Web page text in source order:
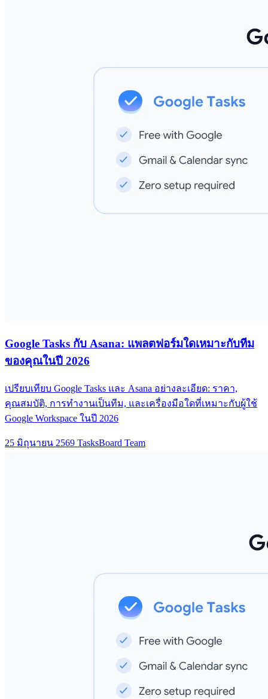
Google Tasks กับ Asana: แพลตฟอร์มใดเหมาะกับทีม
ของคุณในปี 2026
เปรียบเทียบ Google Tasks และ Asana อย่างละเอียด: ราคา,
คุณสมบัติ, การทำงานเป็นทีม, และเครื่องมือใดที่เหมาะกับผู้ใช้
Google Workspace ในปี 2026
25 มิถุนายน 2569 TasksBoard Team